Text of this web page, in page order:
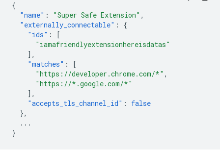
{
"name" : "Super Safe Extension" ,
"externally_connectable" :
{
"ids" :
[
"iamafriendlyextensionhereisdatas"
],
"matches" :
[
"https://developer.chrome.com/*" ,
"https://*.google.com/*"
],
"accepts_tls_channel_id" :
false
},
...
}